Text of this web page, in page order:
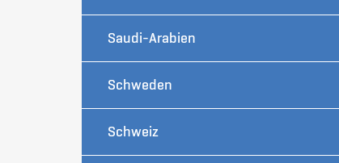
Saudi-Arabien
Schweden
Schweiz